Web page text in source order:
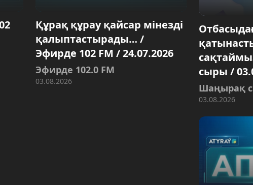
Құрақ құрау қайсар мінезді
қалыптастырады… /
Эфирде 102 FM / 24.07.2026
Эфирде 102.0 FM
03.08.2026
сыры /
Шаңырақ
03.08.2026